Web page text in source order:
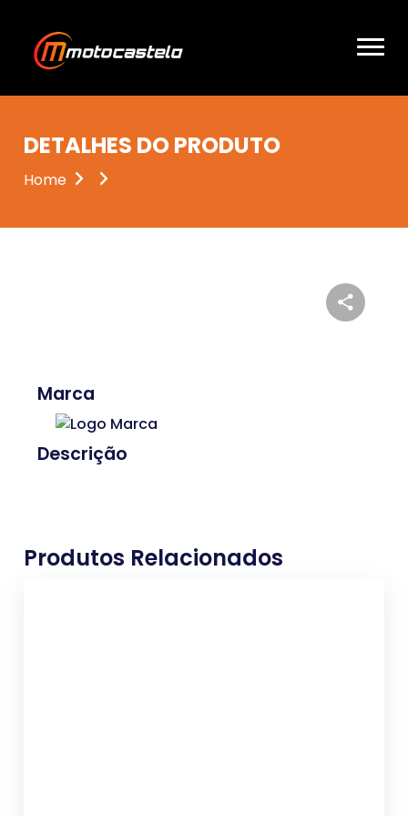
DETALHES DO PRODUTO
Home
Marca
Descrição
Produtos Relacionados